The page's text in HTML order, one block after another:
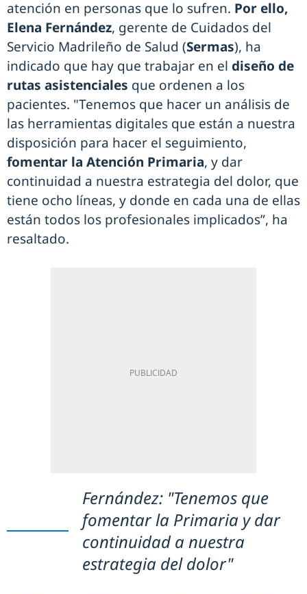
atención en personas que lo sufren. Por ello,
Elena Fernández, gerente de Cuidados del
Servicio Madrileño de Salud (Sermas), ha
indicado que hay que trabajar en el diseño de
rutas asistenciales que ordenen a los
pacientes. "Tenemos que hacer un análisis de
las herramientas digitales que están a nuestra
disposición para hacer el seguimiento,
fomentar la Atención Primaria, y dar
continuidad a nuestra estrategia del dolor, que
tiene ocho líneas, y donde en cada una de ellas
están todos los profesionales implicados”, ha
resaltado.
Fernández: "Tenemos que
fomentar la Primaria y dar
continuidad a nuestra
estrategia del dolor"